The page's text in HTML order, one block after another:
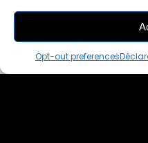
Opt-out preferences